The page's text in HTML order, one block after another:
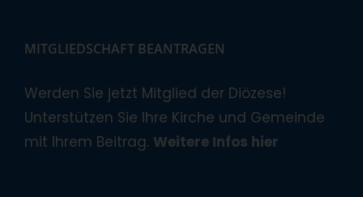
MITGLIEDSCHAFT BEANTRAGEN
Werden Sie jetzt Mitglied der Diözese!
Unterstützen Sie Ihre Kirche und Gemeinde
mit Ihrem Beitrag. Weitere Infos hier